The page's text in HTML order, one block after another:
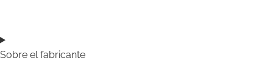
Sobre el fabricante